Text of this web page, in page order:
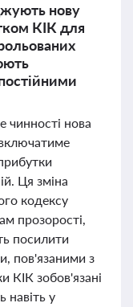
нову
КІК для
чинності нова
Ця зміна
кодексу
прозорості,
посилити
пов'язаними з
КІК зобов'язані
навіть у